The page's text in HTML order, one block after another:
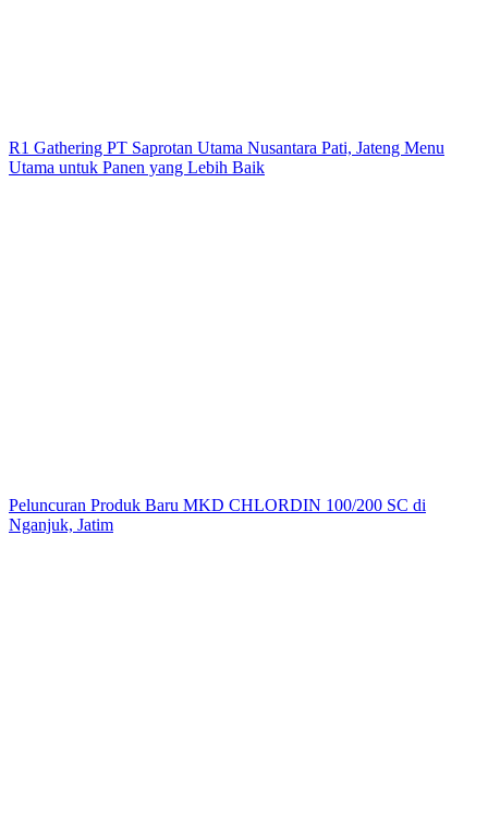
R1 Gathering PT Saprotan Utama Nusantara Pati, Jateng Menu
Utama untuk Panen yang Lebih Baik
Peluncuran Produk Baru MKD CHLORDIN 100/200 SC di
Nganjuk, Jatim